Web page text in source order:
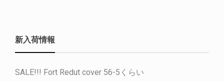
新入荷情報
SALE!!! Fort Redut cover 56-5くらい